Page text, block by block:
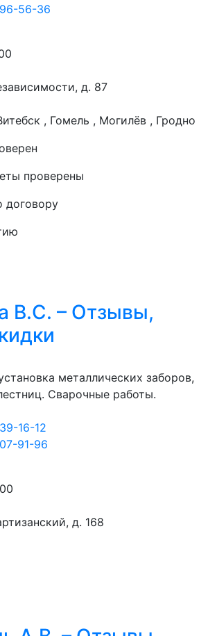
56-36
д. 87
, Гомель , Могилёв , Гродно
проверены
договору
В.С. – Отзывы,
металлических заборов,
Сварочные работы.
16-12
91-96
д. 168